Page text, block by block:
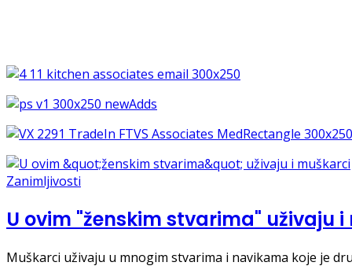
Zanimljivosti
U ovim "ženskim stvarima" uživaju
Muškarci uživaju u mnogim stvarima i navikama koje je